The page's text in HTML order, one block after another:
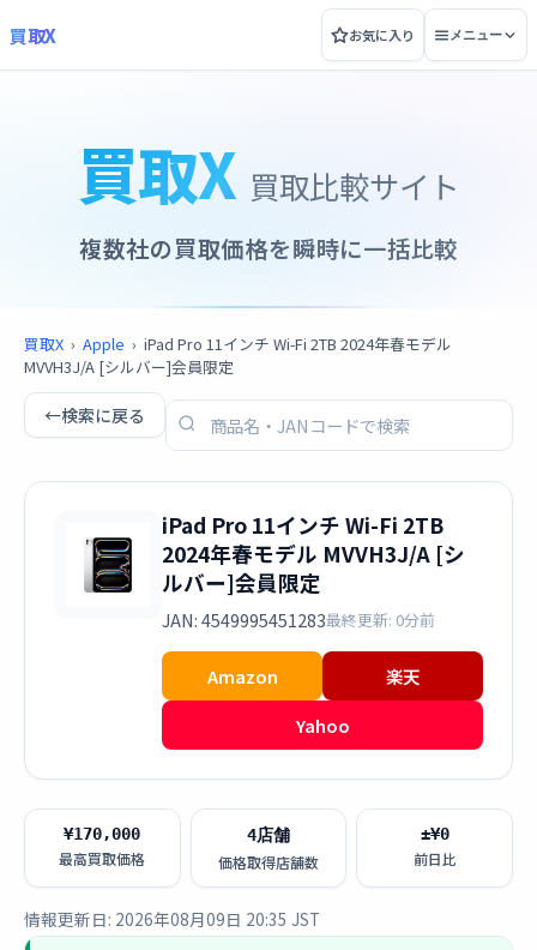
買取X お気に入り メニュー
買取X 買取比較サイト
複数社の買取価格を瞬時に一括比較
買取X › Apple › iPad Pro 11インチ Wi-Fi 2TB 2024年春モデル
MVVH3J/A [シルバー]会員限定
←検索に戻る
iPad Pro 11インチ Wi-Fi 2TB
2024年春モデル MVVH3J/A [シ
ルバー]会員限定
JAN: 4549995451283最終更新: 0分前
Amazon
楽天
Yahoo
¥170,000
最高買取価格
4店舗
価格取得店舗数
±¥0
前日比
情報更新日: 2026年08月09日 20:35 JST